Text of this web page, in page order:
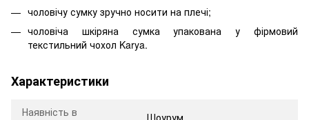
чоловічу сумку зручно носити на плечі;
чоловіча шкіряна сумка упакована у фірмовий
текстильний чохол Karya.
Характеристики
Наявність в